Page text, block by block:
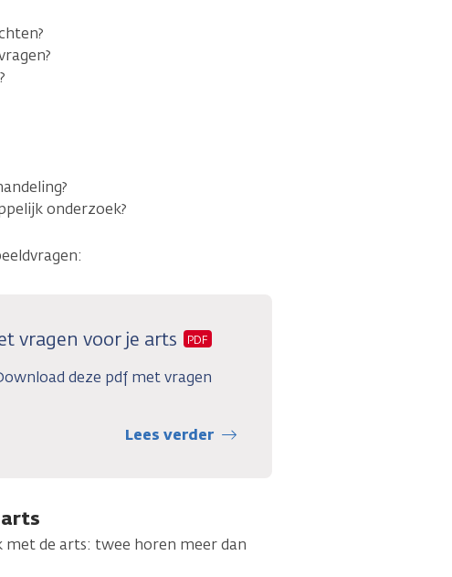
onderzoek?
vragen voor je arts PDF
deze pdf met vragen
Lees verder
met de arts: twee horen meer dan